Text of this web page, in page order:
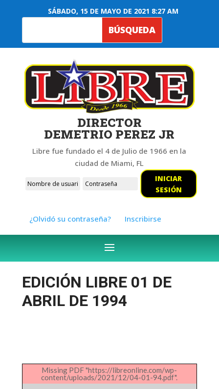
SÁBADO, 15 DE MAYO DE 2021 8:27 AM
DIRECTOR
DEMETRIO PEREZ JR
Libre fue fundado el 4 de Julio de 1966 en la
ciudad de Miami, FL
INICIAR
SESIÓN
¿Olvidó su contraseña? Inscribirse
EDICIÓN LIBRE 01 DE
ABRIL DE 1994
Missing PDF "https://libreonline.com/wp-
content/uploads/2021/12/04-01-94.pdf".